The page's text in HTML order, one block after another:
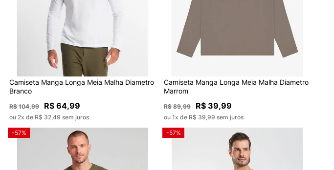
Camiseta Manga Longa Meia Malha Diametro
Branco
R$ 104,99 R$ 64,99
ou 2x de R$ 32,49 sem juros
Camiseta Manga Longa Meia Malha Diametro
Marrom
R$ 89,99 R$ 39,99
ou 1x de R$ 39,99 sem juros
-57% -57%